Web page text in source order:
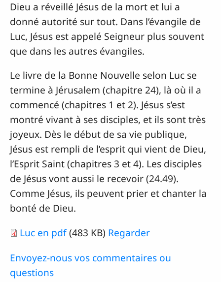
Dieu a réveillé Jésus de la mort et lui a
donné autorité sur tout. Dans l’évangile de
Luc, Jésus est appelé Seigneur plus souvent
que dans les autres évangiles.
Le livre de la Bonne Nouvelle selon Luc se
termine à Jérusalem (chapitre 24), là où il a
commencé (chapitres 1 et 2). Jésus s’est
montré vivant à ses disciples, et ils sont très
joyeux. Dès le début de sa vie publique,
Jésus est rempli de l’esprit qui vient de Dieu,
l’Esprit Saint (chapitres 3 et 4). Les disciples
de Jésus vont aussi le recevoir (24.49).
Comme Jésus, ils peuvent prier et chanter la
bonté de Dieu.
Luc en pdf(483 KB) Regarder
Envoyez-nous vos commentaires ou
questions